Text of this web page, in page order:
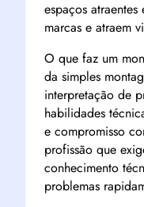
espaços
marcas e atraem
O que faz um
da simples
interpretação de
habilidades
e compromisso
profissão que
conhecimento
problemas